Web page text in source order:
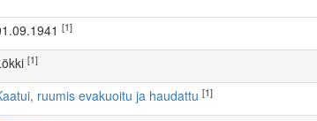
01.09.1941 [1]
Lökki [1]
Kaatui, ruumis evakuoitu ja haudattu [1]